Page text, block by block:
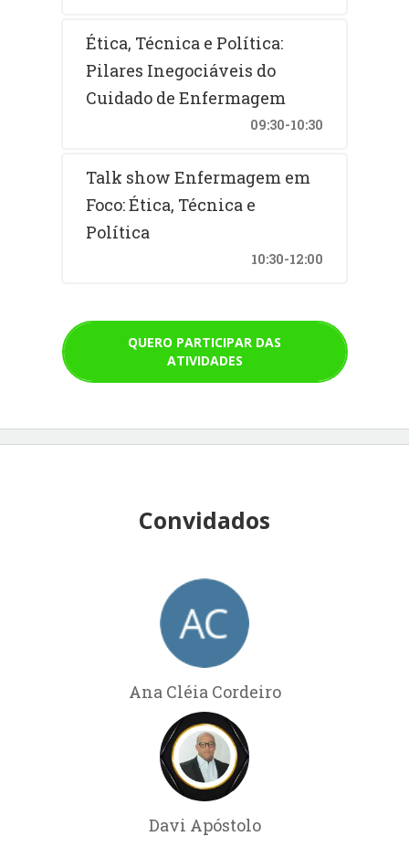
Ética, Técnica e Política:
Pilares Inegociáveis do
Cuidado de Enfermagem
09:30-10:30
Talk show Enfermagem em
Foco: Ética, Técnica e
Política
10:30-12:00
QUERO PARTICIPAR DAS
ATIVIDADES
Convidados
Ana Cléia Cordeiro
Davi Apóstolo